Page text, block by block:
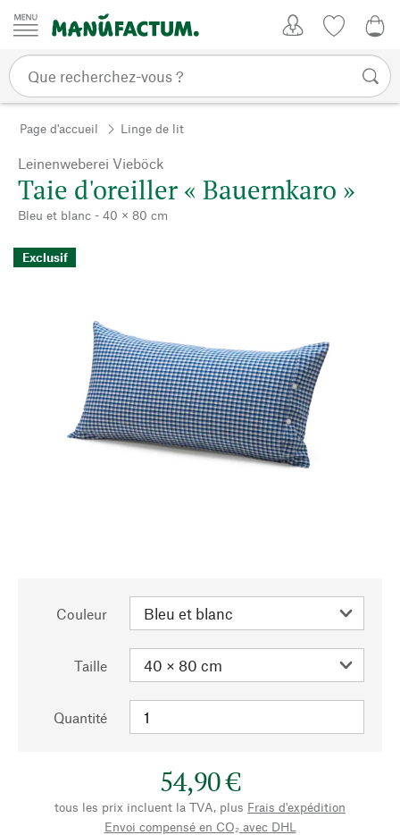
Passer au contenu
Page d'accueil Linge de lit
Leinenweberei Vieböck
Taie d'oreiller « Bauernkaro »
Bleu et blanc - 40 × 80 cm
Exclusif
Couleur
Taille
Quantité
54,90 €
tous les prix incluent la TVA, plus Frais d'expédition
Envoi compensé en CO₂ avec DHL